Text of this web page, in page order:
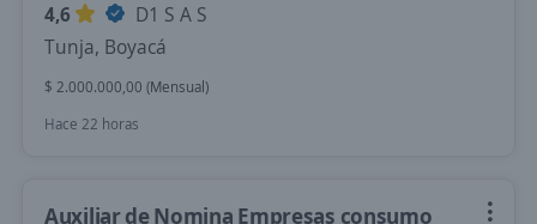
4,6
D1 S A S
Tunja, Boyacá
$ 2.000.000,00 (Mensual)
Hace 22 horas
Auxiliar de Nomina Empresas consumo